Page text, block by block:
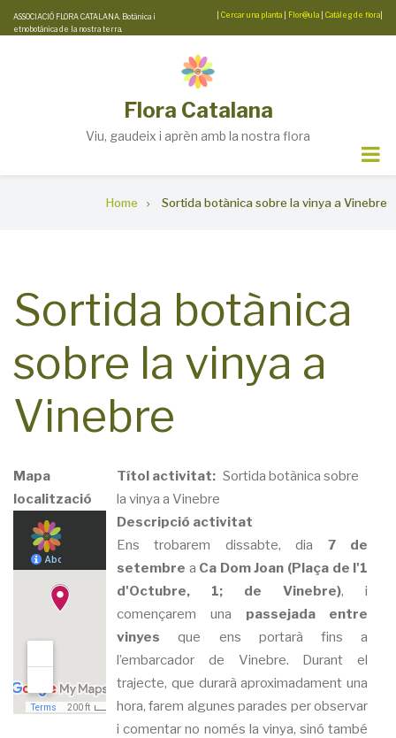
Skip
to
ASSOCIACIÓ FLORA CATALANA. Botànica i
etnobotànica de la nostra terra.
Cercar una planta Flor@ula Catàleg de flora
Flora Catalana
Viu, gaudeix i aprèn amb la nostra flora
Home Sortida botànica sobre la vinya a Vinebre
Sortida botànica
sobre la vinya a
Vinebre
Mapa
localització
Títol activitat
Sortida botànica sobre
la vinya a Vinebre
Descripció activitat
Ens trobarem dissabte, dia 7 de
setembre a Ca Dom Joan (Plaça de l'1
d'Octubre, 1; de Vinebre), i
començarem una passejada entre
vinyesque ens portarà fins a
l’embarcador de Vinebre. Durant el
trajecte, que durarà aproximadament una
hora, farem algunes parades per observar
i comentar no només la vinya, sinó també